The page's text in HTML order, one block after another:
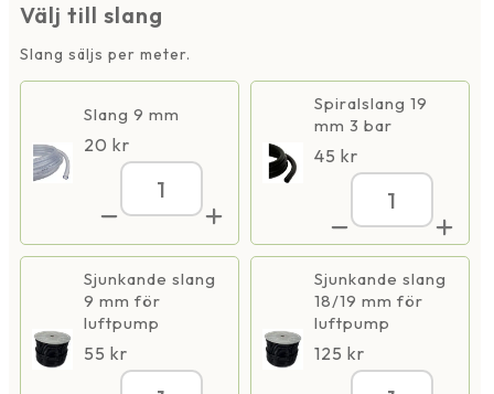
Välj till slang
Slang säljs per meter.
Slang 9 mm
20 kr
AquaOxy
2500,
mängd
Spiralslang 19
mm 3 bar
45 kr
AquaOxy
2500,
IP44
mängd
Sjunkande slang
9 mm för
luftpump
55 kr
Sjunkande slang
18/19 mm för
luftpump
125 kr